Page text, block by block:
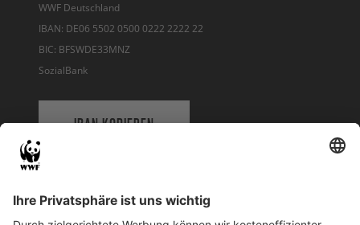
WWF Deutschland
IBAN: DE06 5502 0500 0222 2222 22
BIC: BFSWDE33MNZ
SozialBank
IBAN KOPIEREN